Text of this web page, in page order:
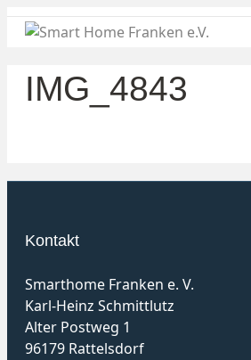
IMG_4843
Kontakt
Smarthome Franken e. V.
Karl-Heinz Schmittlutz
Alter Postweg 1
96179 Rattelsdorf